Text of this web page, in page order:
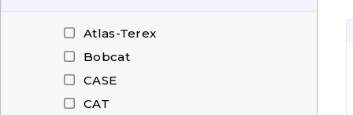
Atlas-Terex
Bobcat
CASE
CAT